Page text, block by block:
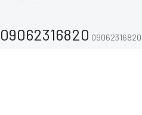
09062316820 09062316820